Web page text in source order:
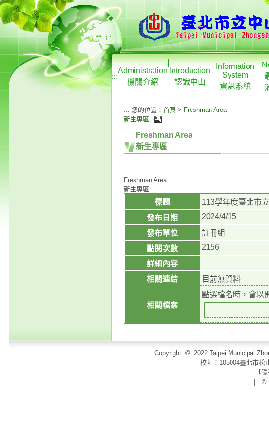
:::
Administration
機關介紹
Introduction
認識中山
Information
System
資訊系統
::: 您的位置： 首頁 > Freshman Area
新生專區.
Freshman Area
新生專區
Freshman Area
新生專區
標題
113學年度臺北市
發布日期
2024/4/15
發布單位
註冊組
點閱次數
2156
詳細內容
相關連結
目前無資料
相關檔案
點選檔名時，會以
Copyright © 2022 Taipei Municipal
校址：105004臺北市
【
| ©